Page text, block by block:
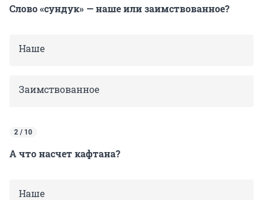
Слово «сундук» — наше или заимствованное?
Наше
Заимствованное
2 / 10
А что насчет кафтана?
Наше